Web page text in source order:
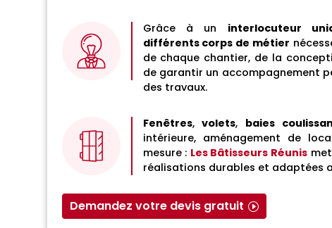
Grâce à un interlocuteur
différents corps de métier
de chaque chantier, de la
de garantir un accompagnement
des travaux.
Fenêtres,volets, baies
intérieure, aménagement de
mesure : Les Bâtisseurs Réunis
réalisations durables et adaptées
Demandez votre devis gratuit